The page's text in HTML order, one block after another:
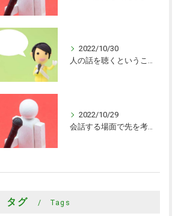
2022/10/30
人の話を聴くということがまだまだできていないことを知ることができました
2022/10/29
会話する場面で先を考えながら会話するきっかけを頂けました
タグ Tags